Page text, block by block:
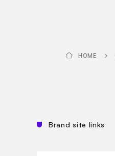
HOME
Brand site links